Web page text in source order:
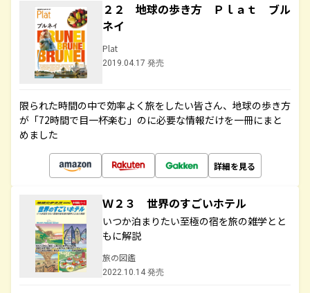
２２ 地球の歩き方 Ｐｌａｔ ブル
ネイ
Plat
2019.04.17 発売
限られた時間の中で効率よく旅をしたい皆さん、地球の歩き方
が「72時間で目一杯楽む」のに必要な情報だけを一冊にまと
めました
詳細を見る
Ｗ２３ 世界のすごいホテル
いつか泊まりたい至極の宿を旅の雑学とと
もに解説
旅の図鑑
2022.10.14 発売